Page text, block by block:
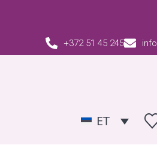
+372 51 45 245
ET